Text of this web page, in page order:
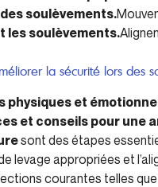
soulèvements.
les soulèvements.
la sécurité lors des
physiques et
et conseils pour une
sont des étapes
levage appropriées et
courantes telles